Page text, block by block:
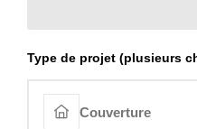
Type de projet (plusieurs
Couverture